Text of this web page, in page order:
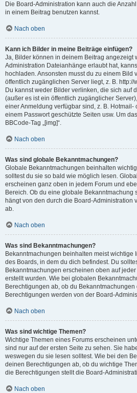
Die Board-Administration kann auch die
in einem Beitrag benutzen kannst.
Nach oben
Kann ich Bilder in meine Beiträge einfügen?
Ja, Bilder können in deinem Beitrag angezeigt
Administration Dateianhänge erlaubt hat,
hochladen. Ansonsten musst du zu einem Bild
öffentlich zugänglichen Server liegt, z. B.
Du kannst weder Bilder verlinken, die sich auf
(außer es ist ein öffentlich zugänglicher
einer Anmeldung verfügbar sind, z. B. Hotmail-
einem Passwort geschützte Seiten usw. Um
BBCode-Tag „[img]“.
Nach oben
Was sind globale Bekanntmachungen?
Globale Bekanntmachungen beinhalten
solltest du sie so bald wie möglich lesen.
erscheinen ganz oben in jedem Forum und
Bereich. Ob du eine globale Bekanntmachung
hängt von den durch die Board-Administration
ab.
Nach oben
Was sind Bekanntmachungen?
Bekanntmachungen beinhalten meist wichtige
des Boards, in dem du dich befindest. Du
Bekanntmachungen erscheinen oben auf
erstellt wurden. Wie bei globalen
Berechtigungen ab, ob du
Berechtigungen werden von der Board-
Nach oben
Was sind wichtige Themen?
Wichtige Themen eines Forums erscheinen
sind nur auf der ersten Seite zu sehen. Sie
weswegen du sie lesen solltest. Wie bei den
deinen Berechtigungen ab, ob du wichtige
die Berechtigungen stellt die Board-
Nach oben